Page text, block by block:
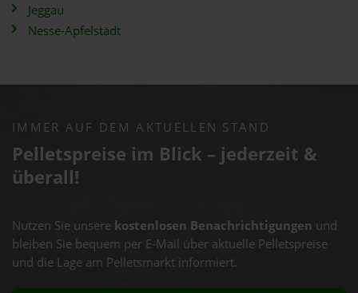
Jeggau
Nesse-Apfelstädt
IMMER AUF DEM AKTUELLEN STAND
Pelletspreise im Blick – jederzeit &
überall!
Nutzen Sie unsere kostenlosen Benachrichtigungen und
bleiben Sie bequem per E-Mail über aktuelle Pelletspreise
und die Lage am Pelletsmarkt informiert.